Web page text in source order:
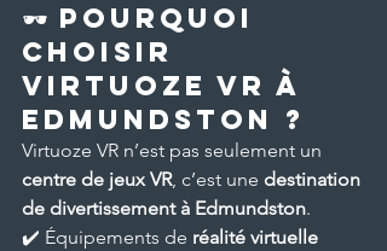
🕶️ Pourquoi
choisir
Virtuoze VR à
Edmundston ?
Virtuoze VR n’est pas seulement un
centre de jeux VR, c’est une destination
de divertissement à Edmundston.
✔️ Équipements de réalité virtuelle